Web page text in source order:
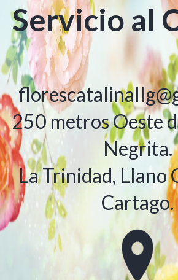
Servicio al
250 metros Oeste
Negrita.
La Trinidad, Llano
Cartago.